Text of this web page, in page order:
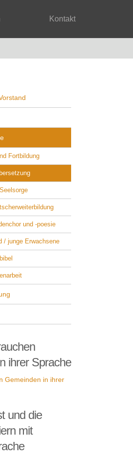
Kontakt
Fortbildung
und -poesie
/ junge Erwachsene
ihrer Sprache
Gemeinden in ihrer
und die
mit